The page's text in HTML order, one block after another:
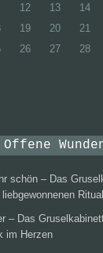
12 13 14
19 20 21
26 27 28
Offene
schön – Das
– Das
im Herzen